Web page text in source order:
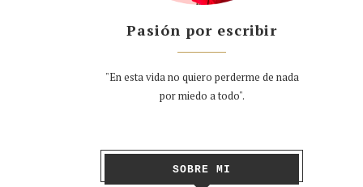
Pasión por escribir
"En esta vida no quiero perderme de nada
por miedo a todo".
SOBRE MI